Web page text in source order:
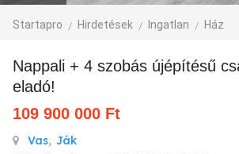
Startapro Hirdetések Ingatlan Ház
Nappali + 4 szobás újépítésű családi ház
eladó!
109 900 000 Ft
Vas, Ják